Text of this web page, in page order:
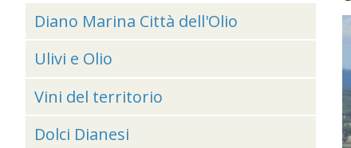
Diano Marina Città dell'Olio
Ulivi e Olio
Vini del territorio
Dolci Dianesi